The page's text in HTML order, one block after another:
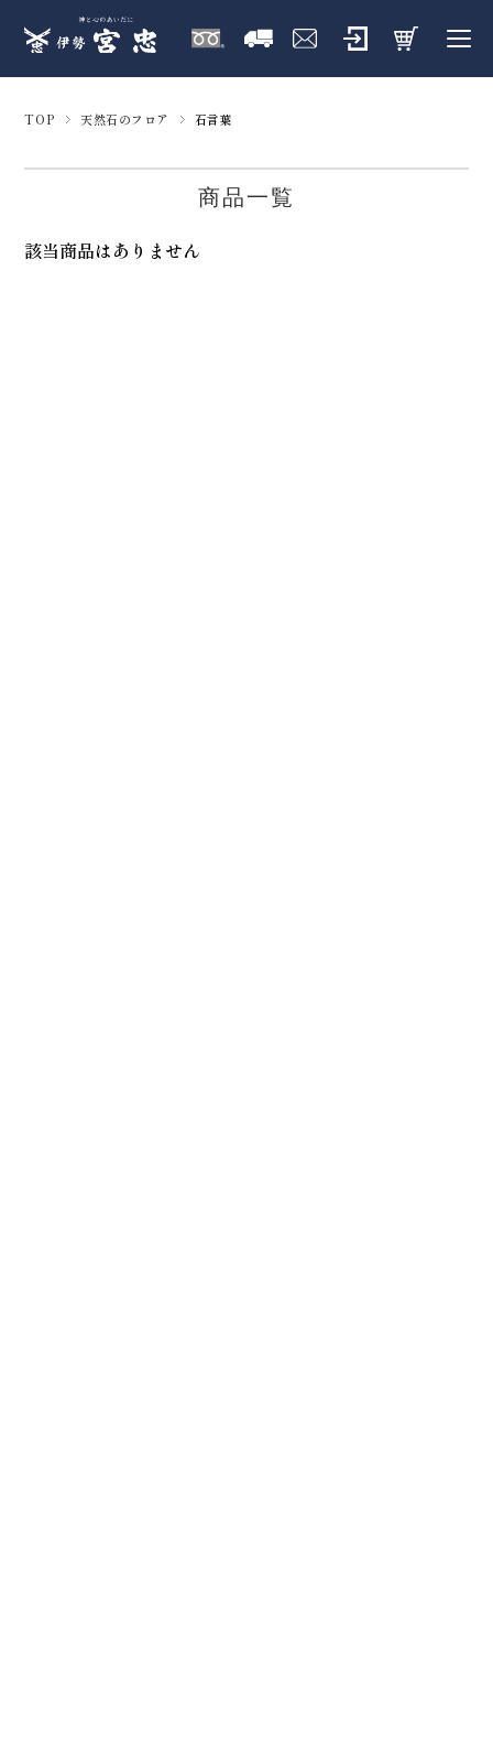
TOP 天然石のフロア 石言葉
商品一覧
該当商品はありません